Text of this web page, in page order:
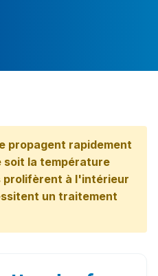
propagent rapidement
soit la température
prolifèrent à l'intérieur
un traitement